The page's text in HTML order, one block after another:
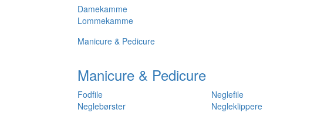
Damekamme
Lommekamme
Manicure & Pedicure
Manicure & Pedicure
Fodfile
Neglebørster
Neglefile
Negleklippere